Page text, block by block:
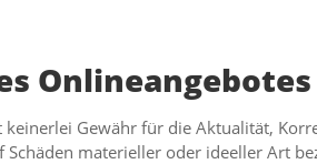
Onlineangebotes
Gewähr für die Aktualität,
Schäden materieller oder ideeller Art